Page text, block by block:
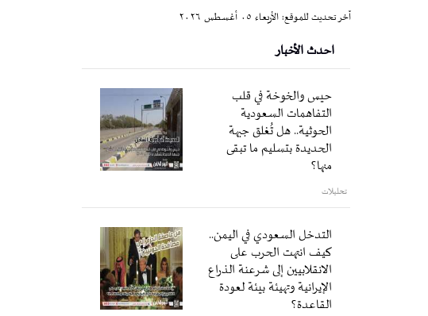
آخر تحديث للموقع: الأربعاء ٠٥ أغسطس ٢٠٢٦
احدث الأخبار
حيس والخوخة في قلب
التفاهمات السعودية
الحوثية.. هل تُغلق جبهة
الحديدة بتسليم ما تبقى
منها؟
تحليلات
التدخل السعودي في اليمن..
كيف انتهت الحرب على
الانقلابيين إلى شرعنة الذراع
الإيرانية وتهيئة بيئة لعودة
القاعدة؟